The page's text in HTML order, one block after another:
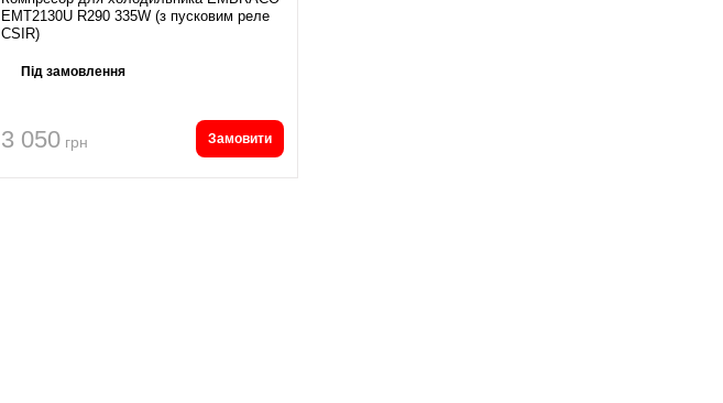
EMT2130U R290 335W (з пусковим реле
CSIR)
Під замовлення
3 050 грн Замовити